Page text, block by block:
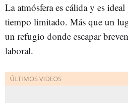
La atmósfera es cálida y es
tiempo limitado. Más que un
un refugio donde escapar
laboral.